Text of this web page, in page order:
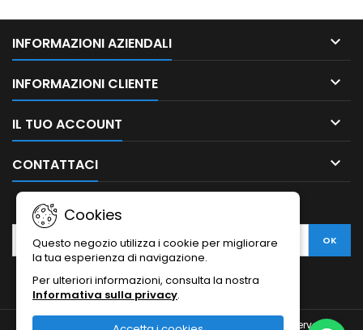
INFORMAZIONI AZIENDALI 
INFORMAZIONI CLIENTE 
IL TUO ACCOUNT 
CONTATTACI 
Cookies
Questo negozio utilizza i cookie per migliorare
la tua esperienza di navigazione.
Per ulteriori informazioni, consulta la nostra
Informativa sulla privacy.
© Copyright 2010-2026 Ristodesk : tutti i diritti sono riservati |